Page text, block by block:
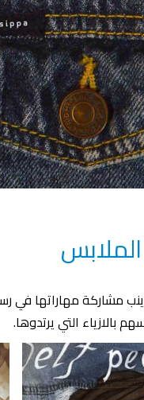
زينب مشاركة مهاراتها
بالازياء التي يرتدوها.